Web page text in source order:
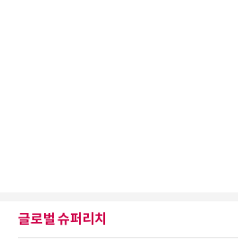
글로벌 슈퍼리치